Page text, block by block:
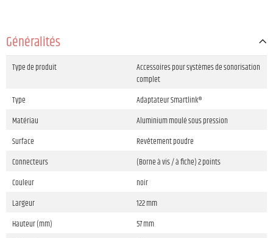
Généralités
Type de produit
Accessoires pour systèmes de sonorisation
complet
Type
Adaptateur Smartlink®
Matériau
Aluminium moulé sous pression
Surface
Revêtement poudre
Connecteurs
(Borne à vis / à fiche) 2 points
Couleur
noir
Largeur
122 mm
Hauteur (mm)
57 mm